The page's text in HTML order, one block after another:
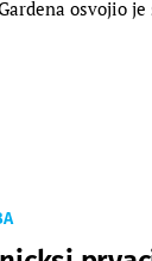
osvojio